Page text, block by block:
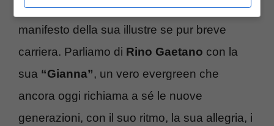
presentato un brano che potremmo definire
manifesto della sua illustre se pur breve
carriera. Parliamo di Rino Gaetano con la
sua “Gianna”, un vero evergreen che
ancora oggi richiama a sé le nuove
generazioni, con il suo ritmo, la sua allegria, i